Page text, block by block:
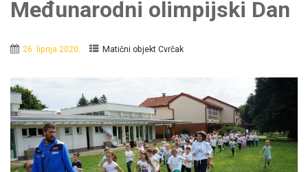
Međunarodni olimpijski Dan
26. lipnja 2020. Matični objekt Cvrčak